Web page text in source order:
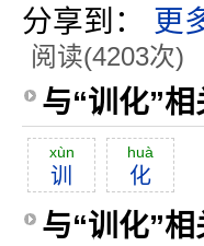
分享到： 更
阅读(4203次)
与“训化”
xùn
训
huà
化
与“训化”